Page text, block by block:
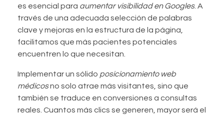
es esencial para aumentar visibilidad en Googles. A
través de una adecuada selección de palabras
clave y mejoras en la estructura de la página,
facilitamos que más pacientes potenciales
encuentren lo que necesitan.
Implementar un sólido posicionamiento web
médicosno solo atrae más visitantes, sino que
también se traduce en conversiones a consultas
reales. Cuantos más clics se generen, mayor será el